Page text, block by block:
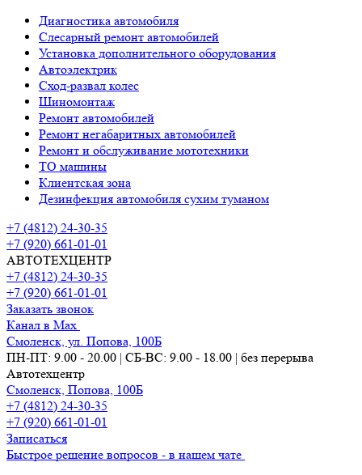
Диагностика автомобиля
Слесарный ремонт автомобилей
Установка дополнительного оборудования
Автоэлектрик
Сход-развал колес
Шиномонтаж
Ремонт автомобилей
Ремонт негабаритных автомобилей
Ремонт и обслуживание мототехники
ТО машины
Клиентская зона
Дезинфекция автомобиля сухим туманом
+7 (4812) 24-30-35
+7 (920) 661-01-01
АВТОТЕХЦЕНТР
+7 (4812) 24-30-35
+7 (920) 661-01-01
Заказать звонок
Канал в Max
Смоленск, ул. Попова, 100Б
ПН-ПТ: 9.00 - 20.00 | СБ-ВС: 9.00 - 18.00 | без перерыва
Автотехцентр
Смоленск, Попова, 100Б
+7 (4812) 24-30-35
+7 (920) 661-01-01
Записаться
Быстрое решение вопросов - в нашем чате